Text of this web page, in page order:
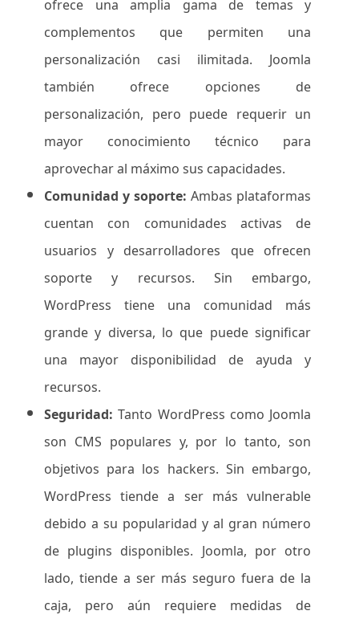
ofrece una amplia gama de temas y
complementos que permiten una
personalización casi ilimitada. Joomla
también ofrece opciones de
personalización, pero puede requerir un
mayor conocimiento técnico para
aprovechar al máximo sus capacidades.
Comunidad y soporte: Ambas plataformas
cuentan con comunidades activas de
usuarios y desarrolladores que ofrecen
soporte y recursos. Sin embargo,
WordPress tiene una comunidad más
grande y diversa, lo que puede significar
una mayor disponibilidad de ayuda y
recursos.
Seguridad:Tanto WordPress como Joomla
son CMS populares y, por lo tanto, son
objetivos para los hackers. Sin embargo,
WordPress tiende a ser más vulnerable
debido a su popularidad y al gran número
de plugins disponibles. Joomla, por otro
lado, tiende a ser más seguro fuera de la
caja, pero aún requiere medidas de